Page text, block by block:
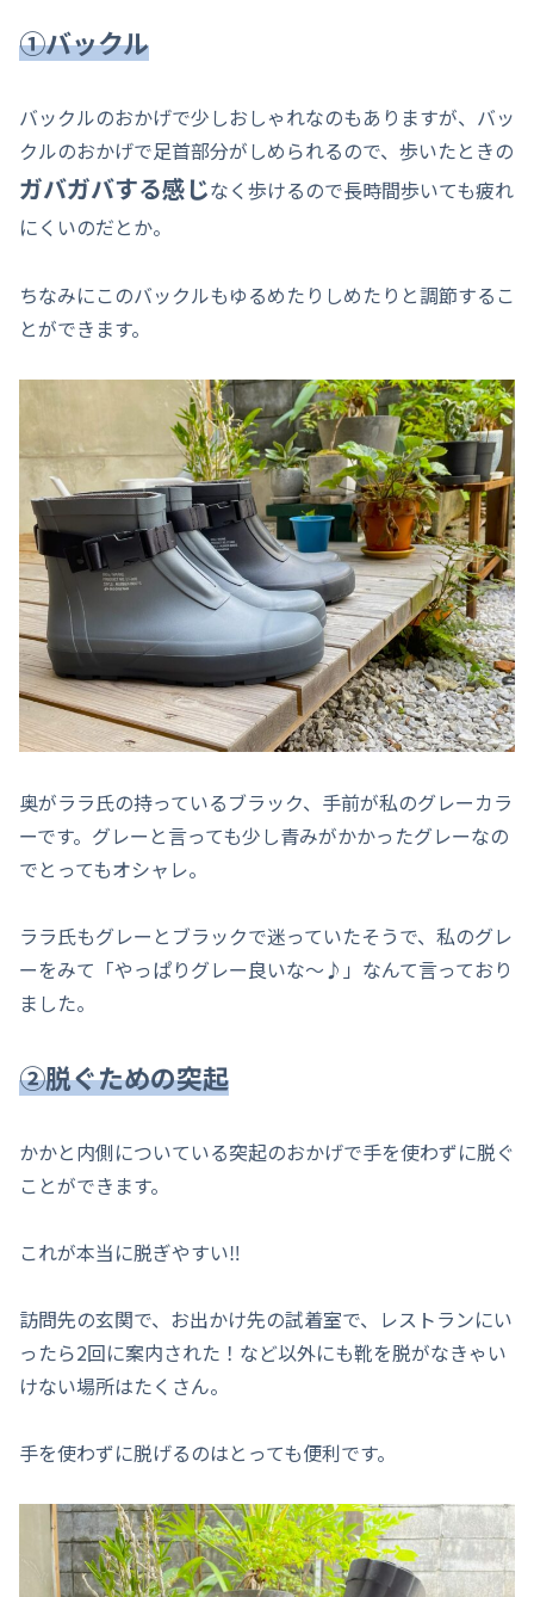
①バックル
バックルのおかげで少しおしゃれなのもありますが、バッ
クルのおかげで足首部分がしめられるので、歩いたときの
ガバガバする感じなく歩けるので長時間歩いても疲れ
にくいのだとか。
ちなみにこのバックルもゆるめたりしめたりと調節するこ
とができます。
奥がララ氏の持っているブラック、手前が私のグレーカラ
ーです。グレーと言っても少し青みがかかったグレーなの
でとってもオシャレ。
ララ氏もグレーとブラックで迷っていたそうで、私のグレ
ーをみて「やっぱりグレー良いな～♪」なんて言っており
ました。
②脱ぐための突起
かかと内側についている突起のおかげで手を使わずに脱ぐ
ことができます。
これが本当に脱ぎやすい‼
訪問先の玄関で、お出かけ先の試着室で、レストランにい
ったら2回に案内された！など以外にも靴を脱がなきゃい
けない場所はたくさん。
手を使わずに脱げるのはとっても便利です。